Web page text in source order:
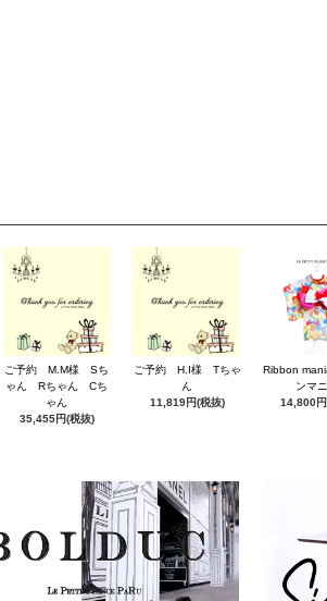
ご予約 M.M様 Sち
ゃん Rちゃん Cち
ゃん
35,455円(税抜)
ご予約 H.I様 Tちゃ
ん
11,819円(税抜)
Ribbon
ンマ
14,800